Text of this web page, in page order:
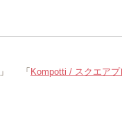
「 Kompotti / スクエア
」